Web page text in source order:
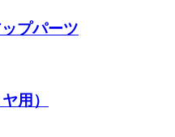
プパーツ
用）